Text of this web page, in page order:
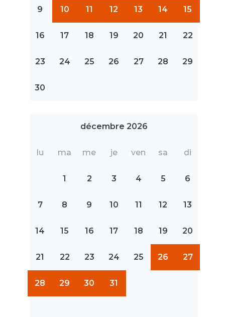
9 10 11 12 13 14 15
16 17 18 19 20 21 22
23 24 25 26 27 28 29
30
décembre 2026
lu ma me je ven sa di
1 2 3 4 5 6
7 8 9 10 11 12 13
14 15 16 17 18 19 20
21 22 23 24 25 26 27
28 29 30 31